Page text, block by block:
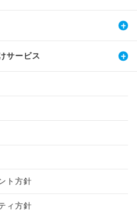
サービス
ト方針
ィ方針